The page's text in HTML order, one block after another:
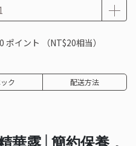
ポイント （NT$20相当）
ク 配送方法